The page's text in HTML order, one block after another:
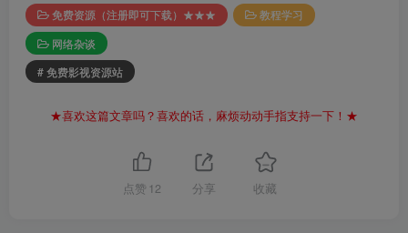
免费资源（注册即可下载）★★★
教程学习
网络杂谈
# 免费影视资源站
★喜欢这篇文章吗？喜欢的话，麻烦动动手指支持一下！★
点赞 12 分享 收藏